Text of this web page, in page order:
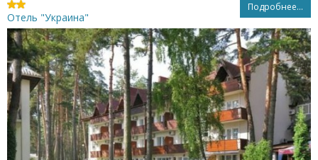
Подробнее...
Отель "Украина"